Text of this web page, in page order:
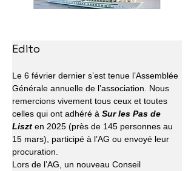
Edito
Le 6 février dernier s’est tenue l’Assemblée
Générale annuelle de l’association. Nous
remercions vivement tous ceux et toutes
celles qui ont adhéré à Sur les Pas de
Liszt en 2025 (près de 145 personnes au
15 mars), participé à l’AG ou envoyé leur
procuration.
Lors de l’AG, un nouveau Conseil